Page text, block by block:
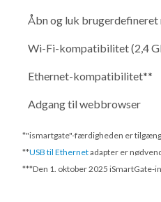
Åbn og luk brugerdefineret
Wi-Fi-kompatibilitet (2,4
Ethernet-kompatibilitet**
Adgang til webbrowser
*"ismartgate"-færdigheden er
**USB til Ethernetadapter er
***Den 1. oktober 2025 iSmartGate-